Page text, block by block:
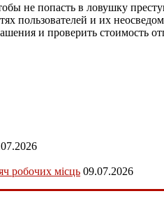
не попасть в ловушку
пользователей и их
и проверить
робочих місць 09.07.2026